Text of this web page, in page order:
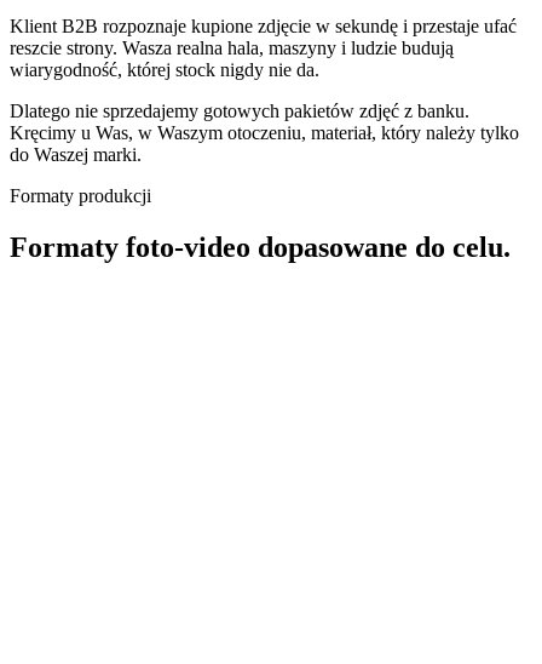
Klient B2B rozpoznaje kupione zdjęcie w sekundę i przestaje ufać
reszcie strony. Wasza realna hala, maszyny i ludzie budują
wiarygodność, której stock nigdy nie da.
Dlatego nie sprzedajemy gotowych pakietów zdjęć z banku.
Kręcimy u Was, w Waszym otoczeniu, materiał, który należy tylko
do Waszej marki.
Formaty produkcji
Formaty foto-video dopasowane do celu.